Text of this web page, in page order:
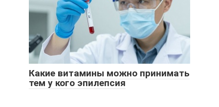
Какие витамины можно принимать
тем у кого эпилепсия